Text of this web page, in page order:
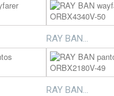
RAY BAN...
RAY BAN...